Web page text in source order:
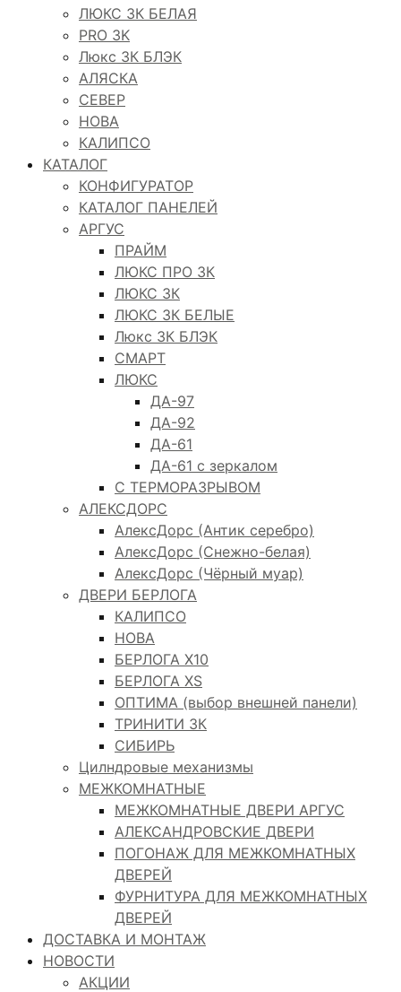
ЛЮКС 3К БЕЛАЯ
PRO 3K
Люкс 3К БЛЭК
АЛЯСКА
СЕВЕР
НОВА
КАЛИПСО
КАТАЛОГ
КОНФИГУРАТОР
КАТАЛОГ ПАНЕЛЕЙ
АРГУС
ПРАЙМ
ЛЮКС ПРО 3К
ЛЮКС 3К
ЛЮКС 3К БЕЛЫЕ
Люкс 3К БЛЭК
СМАРТ
ЛЮКС
ДА-97
ДА-92
ДА-61
ДА-61 с зеркалом
С ТЕРМОРАЗРЫВОМ
АЛЕКСДОРС
АлексДорс (Антик серебро)
АлексДорс (Снежно-белая)
АлексДорс (Чёрный муар)
ДВЕРИ БЕРЛОГА
КАЛИПСО
НОВА
БЕРЛОГА Х10
БЕРЛОГА XS
ОПТИМА (выбор внешней панели)
ТРИНИТИ 3К
СИБИРЬ
Цилндровые механизмы
МЕЖКОМНАТНЫЕ
МЕЖКОМНАТНЫЕ ДВЕРИ АРГУС
АЛЕКСАНДРОВСКИЕ ДВЕРИ
ПОГОНАЖ ДЛЯ МЕЖКОМНАТНЫХ
ДВЕРЕЙ
ФУРНИТУРА ДЛЯ МЕЖКОМНАТНЫХ
ДВЕРЕЙ
ДОСТАВКА И МОНТАЖ
НОВОСТИ
АКЦИИ